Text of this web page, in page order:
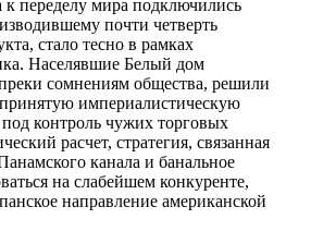
переделу мира подключились
почти четверть
стало тесно в рамках
Населявшие Белый дом
сомнениям общества, решили
империалистическую
контроль чужих торговых
расчет, стратегия, связанная
канала и банальное
на слабейшем конкуренте,
направление американской